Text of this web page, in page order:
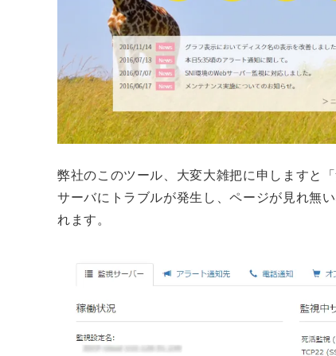
弊社のこのツール、大変大雑把に申しますと
サーバにトラブルが発生し、ページが見れ無
れます。